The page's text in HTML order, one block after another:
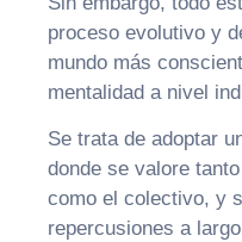
proceso evolutivo y
mundo más
mentalidad a nivel
Se trata de adoptar
donde se valore
como el colectivo, y
repercusiones a